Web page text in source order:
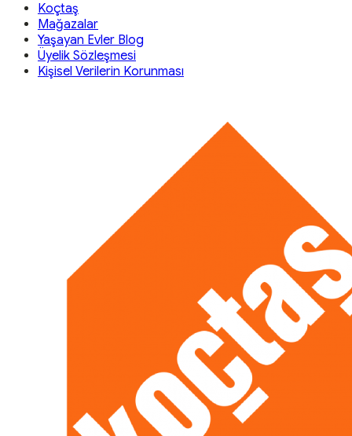
Koçtaş
Mağazalar
Yaşayan Evler Blog
Üyelik Sözleşmesi
Kişisel Verilerin Korunması